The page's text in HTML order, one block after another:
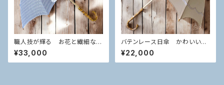
職人技が輝る お花と繊細な技
術の融合 バテンレース 小千
谷縮 ブルーストライプ×ホワイ
ト 日傘
¥33,000
バテンレース日傘 かわいいモ
チーフ ベージュ
¥22,000